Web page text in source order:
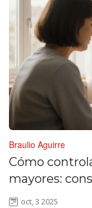
Braulio Aguirre
Cómo
mayores:
oct, 3 2025